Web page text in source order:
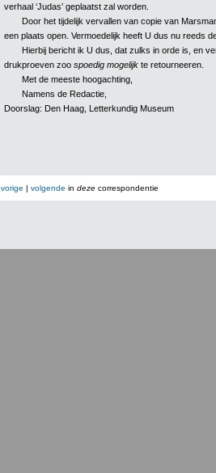
verhaal ‘Judas’ geplaatst zal worden.
Door het tijdelijk vervallen van copie van
een plaats open. Vermoedelijk heeft U dus nu reeds
Hierbij bericht ik U dus, dat zulks in orde is, en
drukproeven zoo spoedig mogelijk te retourneeren.
Met de meeste hoogachting,
Namens de Redactie,
Doorslag: Den Haag, Letterkundig Museum
vorige | volgende in deze correspondentie